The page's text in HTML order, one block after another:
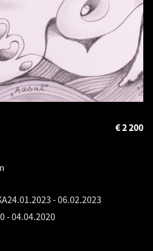
2 200
€
24.01.2023 -06.02.2023
-04.04.2020